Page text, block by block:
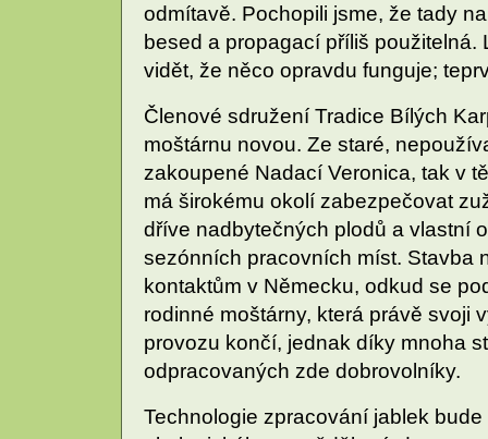
odmítavě. Pochopili jsme, že tady
besed a propagací příliš
vidět, že něco opravdu funguje;
Členové sdružení Tradice Bílých
moštárnu novou. Ze staré,
zakoupené Nadací Veronica, tak v
má širokému okolí zabezpečovat
dříve nadbytečných plodů a vlastní
sezónních pracovních míst. Stavba
kontaktům v Německu, odkud se
rodinné moštárny, která právě svoji
provozu končí, jednak díky mnoha
odpracovaných zde dobrovolníky.
Technologie zpracování jablek